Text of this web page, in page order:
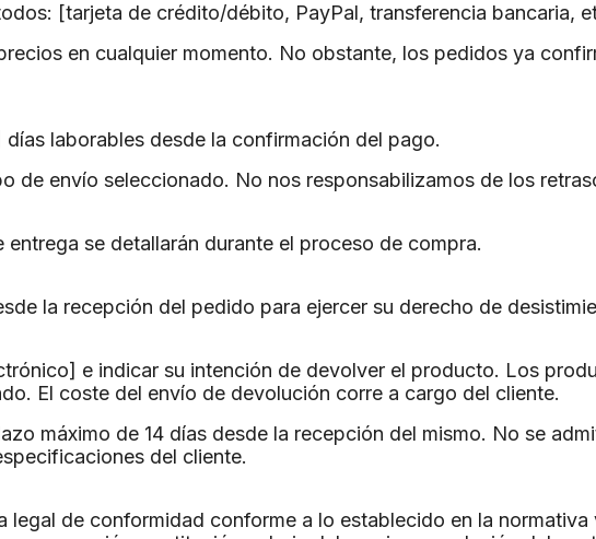
[tarjeta de crédito/débito, PayPal, transferencia bancaria,
en cualquier momento. No obstante, los pedidos ya
laborables desde la confirmación del pago.
de envío seleccionado. No nos responsabilizamos de los
se detallarán durante el proceso de compra.
la recepción del pedido para ejercer su derecho de
e indicar su intención de devolver el producto. Los
El coste del envío de devolución corre a cargo del cliente.
máximo de 14 días desde la recepción del mismo. No se
del cliente.
de conformidad conforme a lo establecido en la normativa